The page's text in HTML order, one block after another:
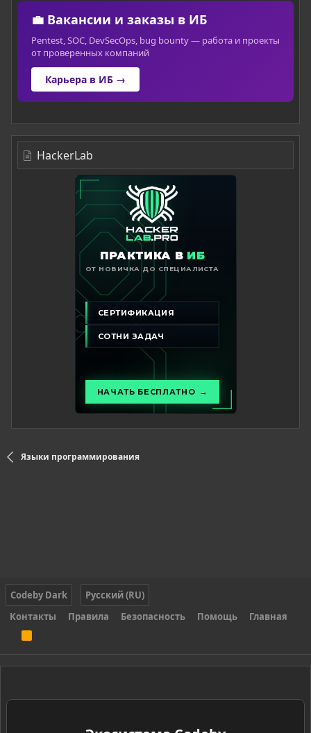
💼 Вакансии и заказы в ИБ
Pentest, SOC, DevSecOps, bug bounty — работа и проекты
от проверенных компаний
Карьера в ИБ →
HackerLab
Языки программирования
Codeby Dark
Русский (RU)
Контакты
Правила Безопасность Помощь Главная
S